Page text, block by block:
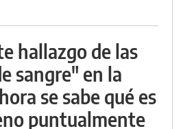
hallazgo de las
sangre" en la
se sabe qué es
puntualmente